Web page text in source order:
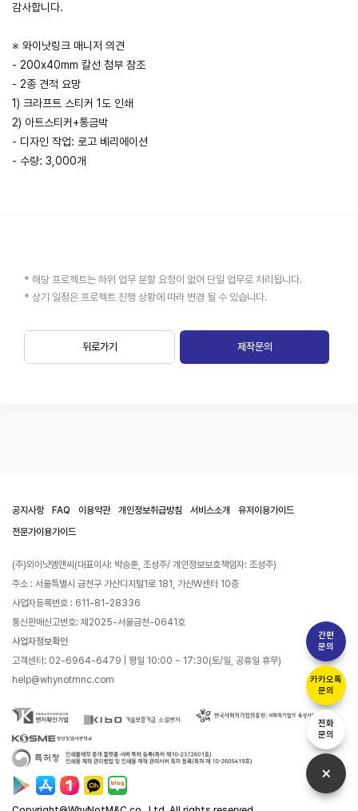
간편
문의
카카오톡
문의
전화
문의
감사합니다.
※ 와이낫링크 매니저 의견
- 200x40mm 칼선 첨부 참조
- 2종 견적 요망
1) 크라프트 스티커 1도 인쇄
2) 아트스티커+통금박
- 디자인 작업: 로고 베리에이션
- 수량: 3,000개
* 해당 프로젝트는 하위 업무 분할 요청이 없어 단일 업무로 처리됩니다.
* 상기 일정은 프로젝트 진행 상황에 따라 변경 될 수 있습니다.
뒤로가기 제작문의
공지사항 FAQ 이용약관 개인정보취급방침 서비스소개
유저이용가이드
전문가이용가이드
(주)와이낫엠앤씨(대표이사: 박승훈, 조성주/ 개인정보보호책임자: 조성주)
주소 : 서울특별시 금천구 가산디지털1로 181, 가산W센터 10층
사업자등록번호 : 611-81-28336
통신판매신고번호: 제2025-서울금천-0641호
사업자정보확인
고객센터: 02-6964-6479 | 평일 10:00 ~ 17:30(토/일, 공휴일 휴무)
help@whynotmnc.com